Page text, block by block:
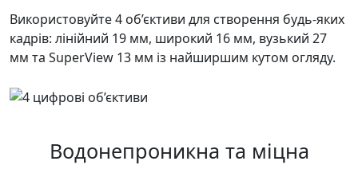
Використовуйте 4 об’єктиви для створення будь-яких
кадрів: лінійний 19 мм, широкий 16 мм, вузький 27
мм та SuperView 13 мм із найширшим кутом огляду.
Водонепроникна та міцна